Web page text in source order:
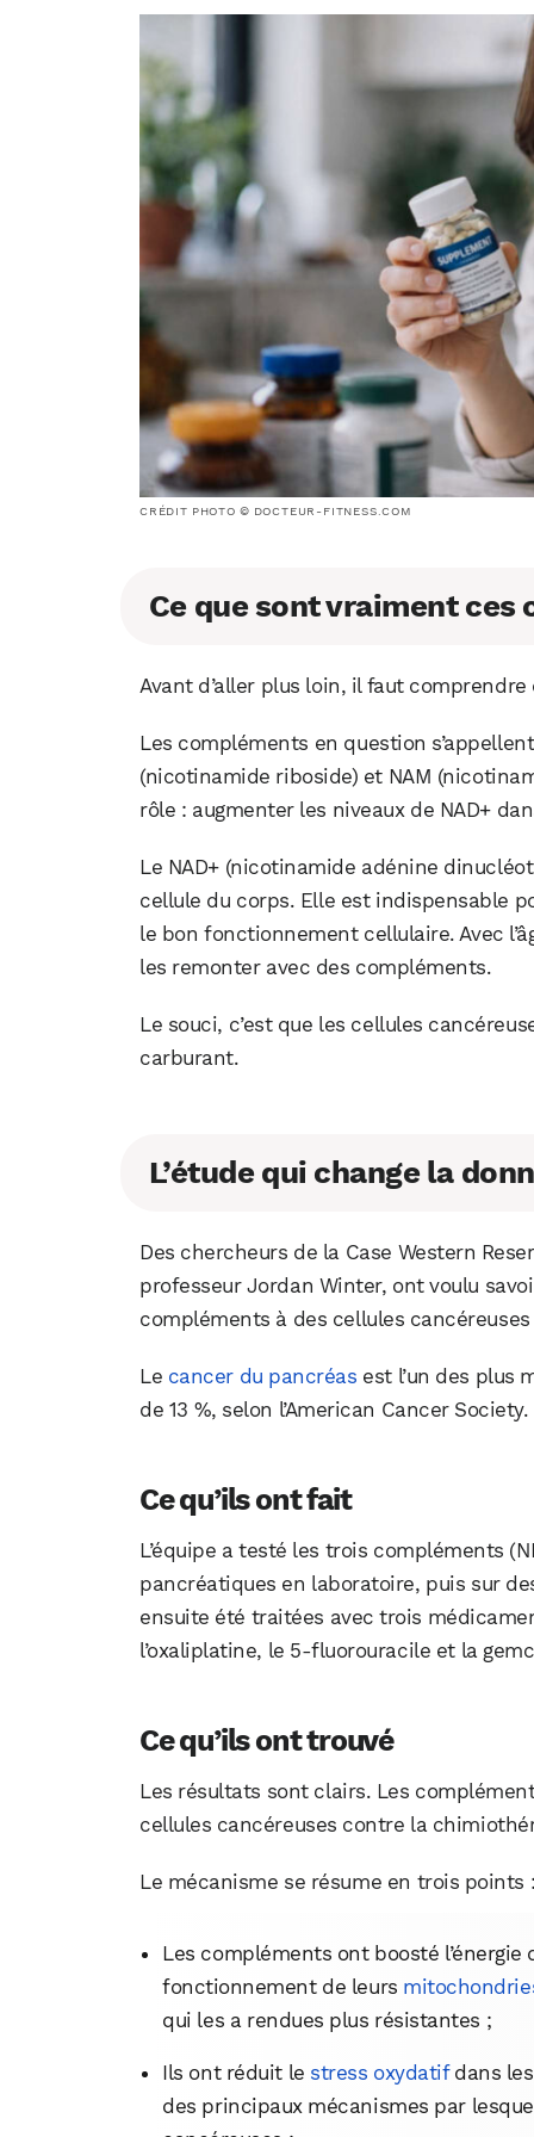
CRÉDIT PHOTO © DOCTEUR-FITNESS.COM
Ce que sont vraiment ces
Avant d’aller plus loin, il faut
Les compléments en question
(nicotinamide riboside) et NAM
rôle : augmenter les niveaux de NAD+
Le NAD+ (nicotinamide adénine
cellule du corps. Elle est indispensable
le bon fonctionnement cellulaire. Avec
les remonter avec des compléments.
Le souci, c’est que les cellules
carburant.
L’étude qui change la
Des chercheurs de la Case Western
professeur Jordan Winter, ont voulu
compléments à des cellules
Le cancer du pancréas est l’un des plus
de 13 %, selon l’American Cancer Society.
Ce qu’ils ont fait
L’équipe a testé les trois compléments
pancréatiques en laboratoire, puis sur
ensuite été traitées avec trois
l’oxaliplatine, le 5-fluorouracile et la
Ce qu’ils ont trouvé
Les résultats sont clairs. Les
cellules cancéreuses contre la
Le mécanisme se résume en trois points
Les compléments ont boosté
fonctionnement de leurs
qui les a rendues plus résistantes ;
Ils ont réduit le stress oxydatifdans les
des principaux mécanismes par